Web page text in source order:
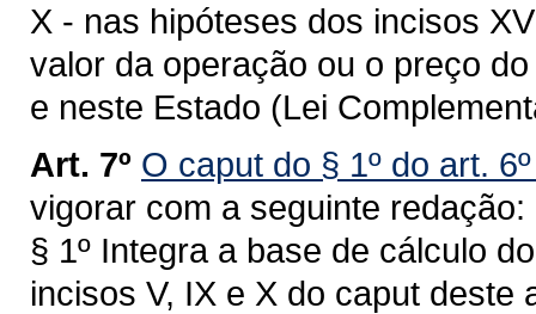
X - nas hipóteses dos incisos
valor da operação ou o preço
e neste Estado (Lei
Art. 7º O caput do § 1º do art.
vigorar com a seguinte redação:
§ 1º Integra a base de cálculo
incisos V, IX e X do caput